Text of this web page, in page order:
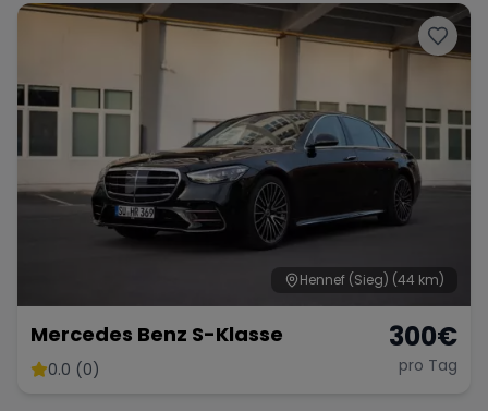
Hennef (Sieg) (44 km)
Mercedes Benz S-Klasse
0.0 (0)
300€
pro Tag